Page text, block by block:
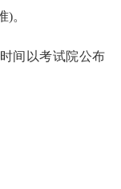
。
间以考试院公布